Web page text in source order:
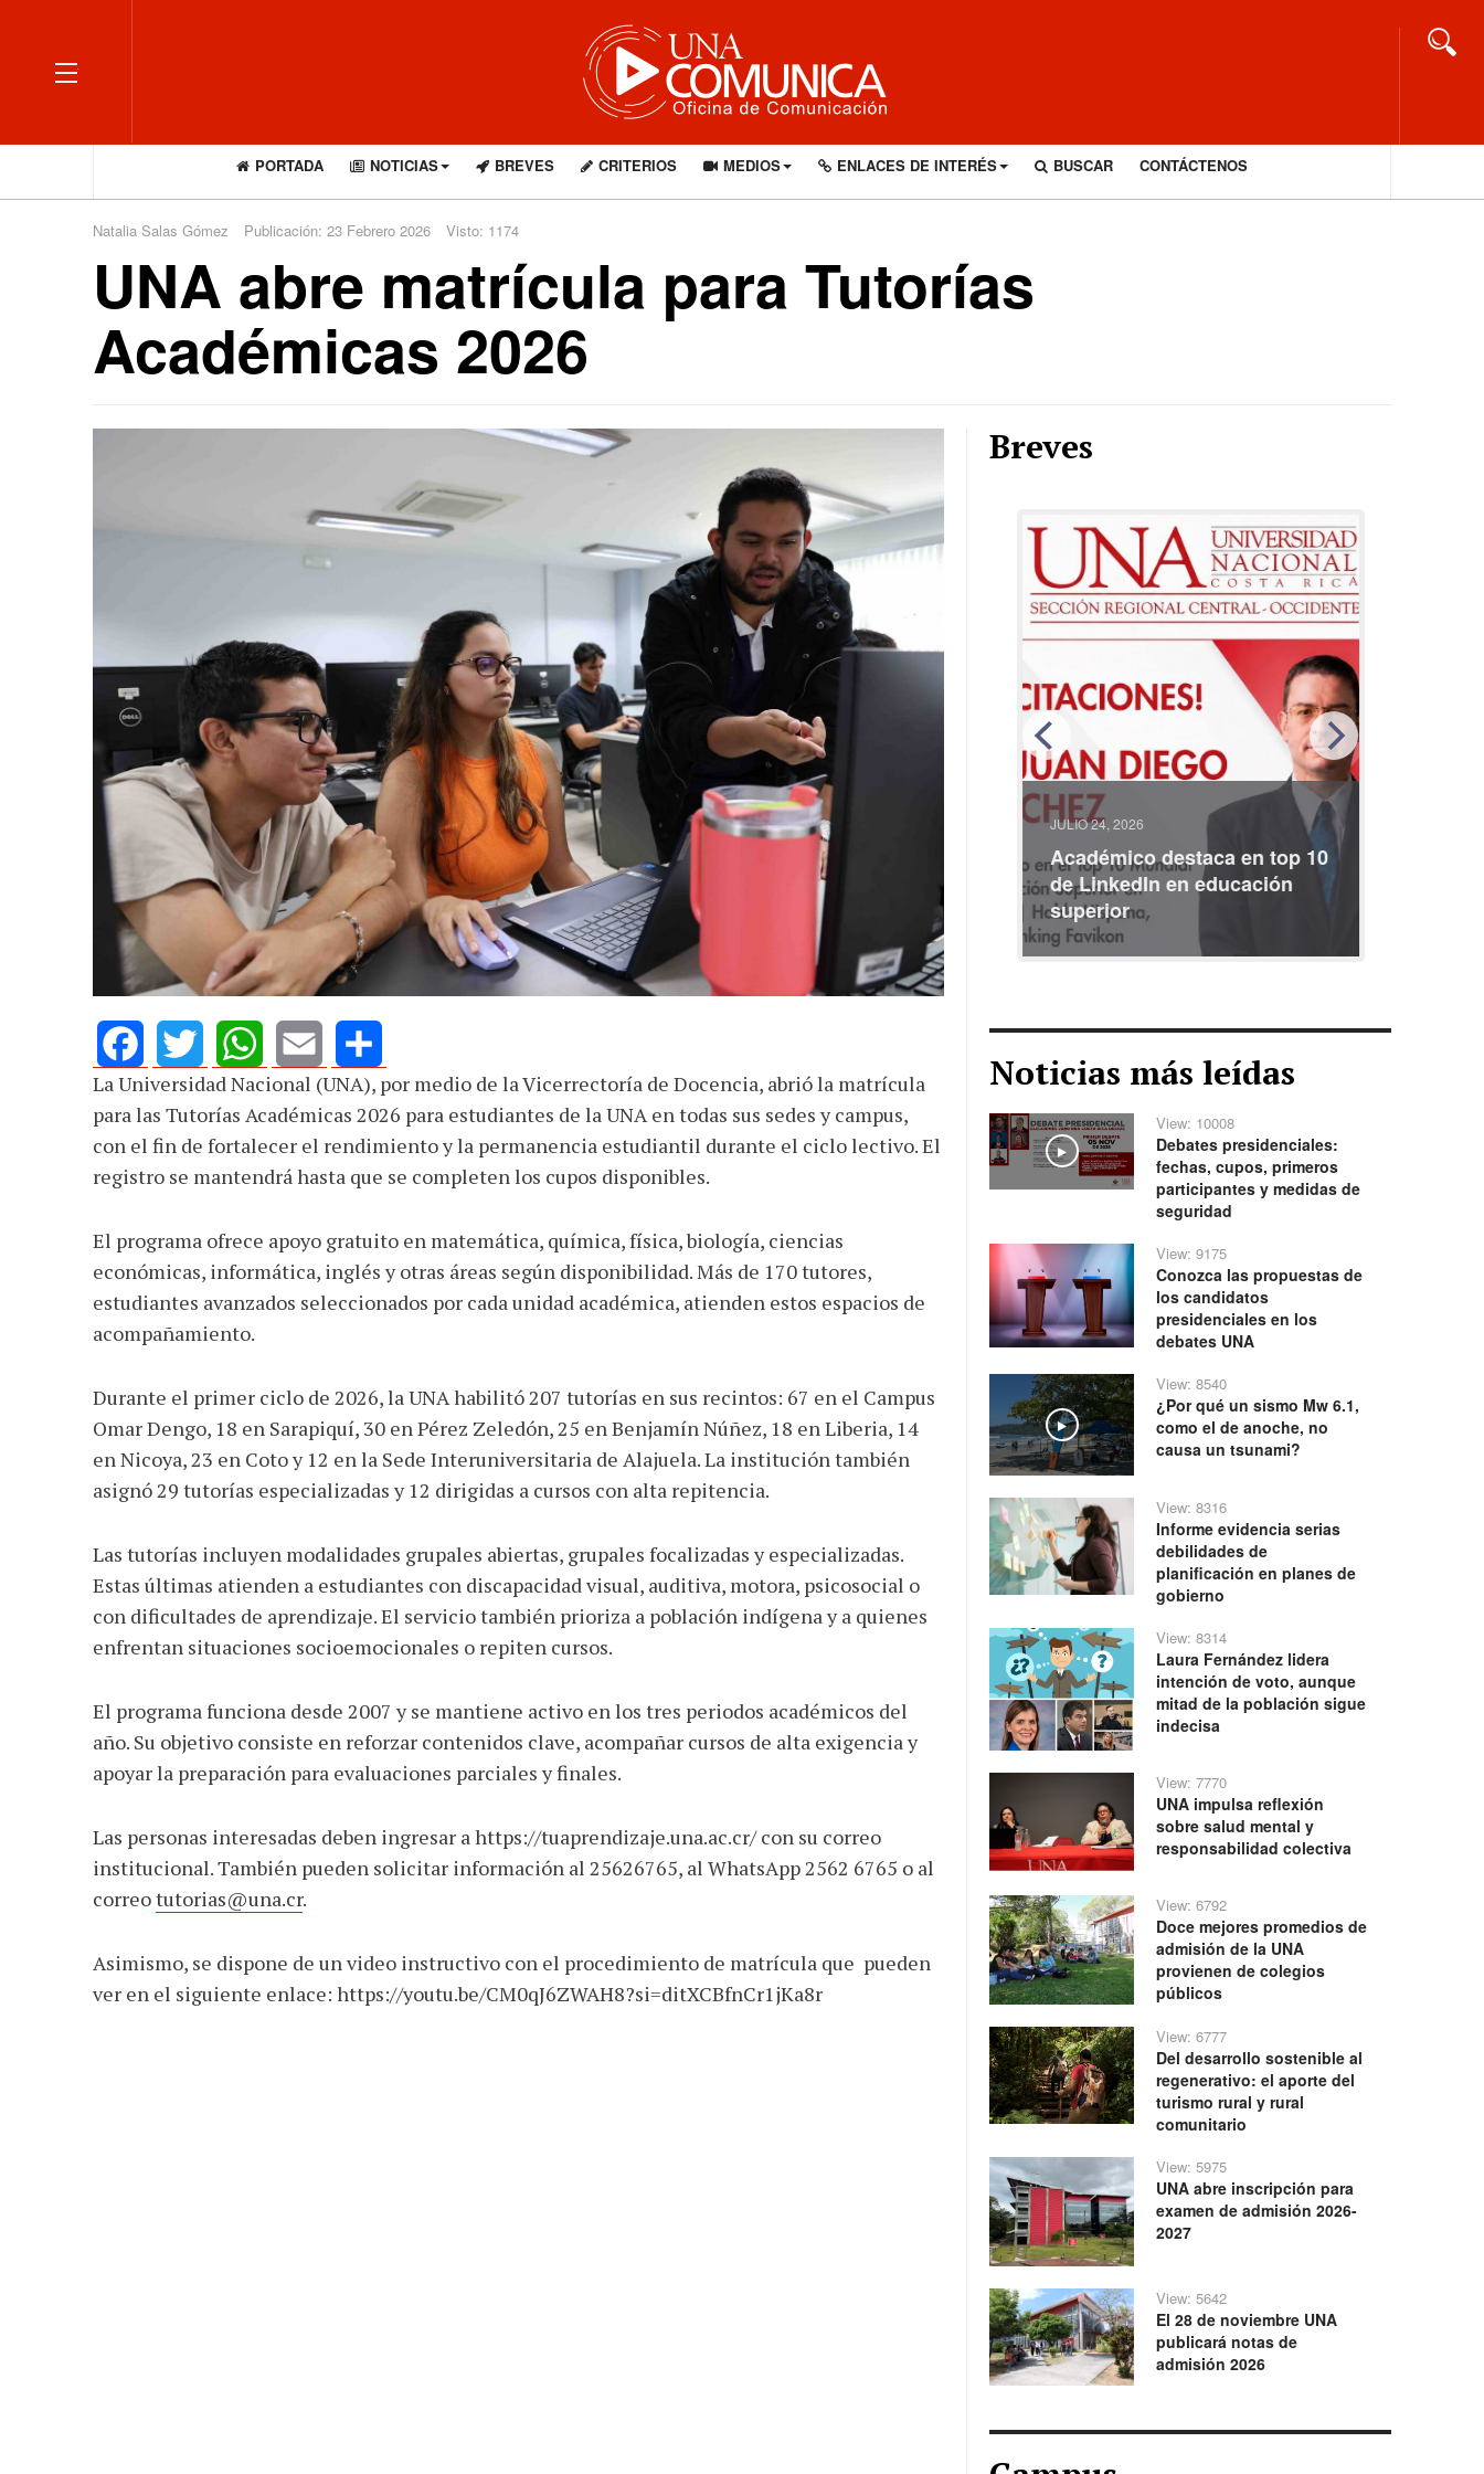
OFF CANVAS
PORTADA NOTICIAS BREVES CRITERIOS MEDIOS ENLACES DE INTERÉS BUSCAR CONTÁCTENOS
Natalia Salas Gómez Publicación: 23 Febrero 2026 Visto: 1174
UNA abre matrícula para Tutorías
Académicas 2026
FacebookTwitterWhatsApp
Email Share
La Universidad Nacional (UNA), por medio de la Vicerrectoría de Docencia, abrió la matrícula
para las Tutorías Académicas 2026 para estudiantes de la UNA en todas sus sedes y campus,
con el fin de fortalecer el rendimiento y la permanencia estudiantil durante el ciclo lectivo. El
registro se mantendrá hasta que se completen los cupos disponibles.
El programa ofrece apoyo gratuito en matemática, química, física, biología, ciencias
económicas, informática, inglés y otras áreas según disponibilidad. Más de 170 tutores,
estudiantes avanzados seleccionados por cada unidad académica, atienden estos espacios de
acompañamiento.
Durante el primer ciclo de 2026, la UNA habilitó 207 tutorías en sus recintos: 67 en el Campus
Omar Dengo, 18 en Sarapiquí, 30 en Pérez Zeledón, 25 en Benjamín Núñez, 18 en Liberia, 14
en Nicoya, 23 en Coto y 12 en la Sede Interuniversitaria de Alajuela. La institución también
asignó 29 tutorías especializadas y 12 dirigidas a cursos con alta repitencia.
Las tutorías incluyen modalidades grupales abiertas, grupales focalizadas y especializadas.
Estas últimas atienden a estudiantes con discapacidad visual, auditiva, motora, psicosocial o
con dificultades de aprendizaje. El servicio también prioriza a población indígena y a quienes
enfrentan situaciones socioemocionales o repiten cursos.
El programa funciona desde 2007 y se mantiene activo en los tres periodos académicos del
año. Su objetivo consiste en reforzar contenidos clave, acompañar cursos de alta exigencia y
apoyar la preparación para evaluaciones parciales y finales.
Las personas interesadas deben ingresar a https://tuaprendizaje.una.ac.cr/ con su correo
institucional. También pueden solicitar información al 25626765, al WhatsApp 2562 6765 o al
correotutorias@una.cr.
Asimismo, se dispone de un video instructivo con el procedimiento de matrícula que pueden
ver en el siguiente enlace: https://youtu.be/CM0qJ6ZWAH8?si=ditXCBfnCr1jKa8r
Breves
AGOSTO 05, 2026
Consejo Universitario llama a
defender la democracia
JULIO 24, 2026
Rechazo al reparto desigual
de ganancias es mayor
cuando hubo esfuerzo
JULIO 24, 2026
Académico destaca en top 10
de LinkedIn en educación
superior
Noticias más leídas
Play
View: 10008
Debates presidenciales:
fechas, cupos, primeros
participantes y medidas de
seguridad
View: 9175
Conozca las propuestas de
los candidatos
presidenciales en los
debates UNA
Play
View: 8540
¿Por qué un sismo Mw 6.1,
como el de anoche, no
causa un tsunami?
View: 8316
Informe evidencia serias
debilidades de
planificación en planes de
gobierno
View: 8314
Laura Fernández lidera
intención de voto, aunque
mitad de la población sigue
indecisa
View: 7770
UNA impulsa reflexión
sobre salud mental y
responsabilidad colectiva
View: 6792
Doce mejores promedios de
admisión de la UNA
provienen de colegios
públicos
View: 6777
Del desarrollo sostenible al
regenerativo: el aporte del
turismo rural y rural
comunitario
View: 5975
UNA abre inscripción para
examen de admisión 2026-
2027
View: 5642
El 28 de noviembre UNA
publicará notas de
admisión 2026